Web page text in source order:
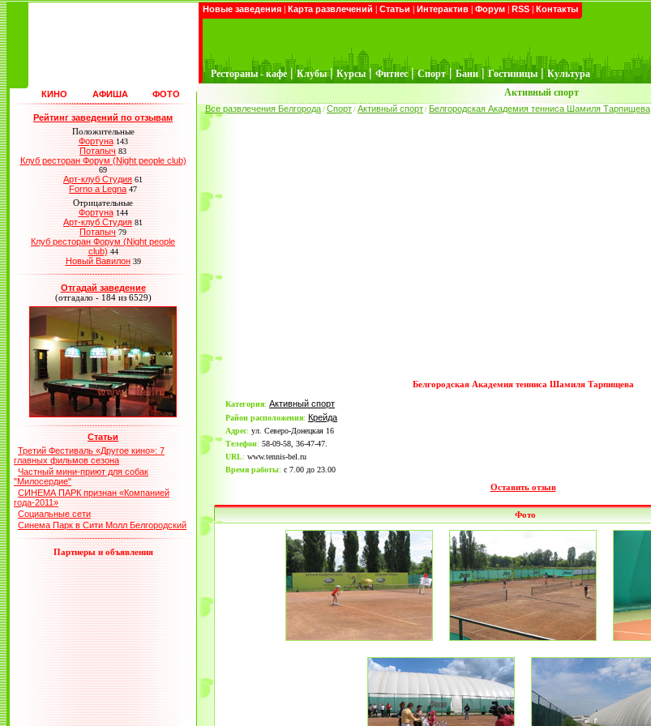
Новые заведения | Карта развлечений | Статьи | Интерактив | Форум | RSS | Контакты
Рестораны - кафе | Клубы | Курсы | Фитнес | Спорт | Бани | Гостиницы | Культура
КИНО АФИША ФОТО Активный спорт
Рейтинг заведений по отзывам
Положительные
Фортуна 143
Потапыч 83
Клуб ресторан Форум (Night people club)
69
Арт-клуб Студия 61
Forno a Legna 47
Отрицательные
Фортуна 144
Арт-клуб Студия 81
Потапыч 79
Клуб ресторан Форум (Night people
club) 44
Новый Вавилон 39
Отгадай заведение
(отгадало - 184 из 6529)
Статьи
Третий Фестиваль «Другое кино»: 7
главных фильмов сезона
Частный мини-приют для собак
"Милосердие"
СИНЕМА ПАРК признан «Компанией
года-2011»
Социальные сети
Синема Парк в Сити Молл Белгородский
Партнеры и объявления
Все развлечения Белгорода / Спорт / Активный спорт / Белгородская Академия тенниса Шамиля Тарпищева
Белгородская Академия тенниса Шамиля Тарпищева
Категория: Активный спорт
Район расположения: Крейда
Адрес: ул. Северо-Донецкая 16
Телефон: 58-09-58, 36-47-47.
URL: www.tennis-bel.ru
Время работы: с 7.00 до 23.00
Оставить отзыв
Фото